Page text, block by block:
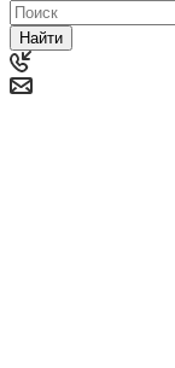
Найти